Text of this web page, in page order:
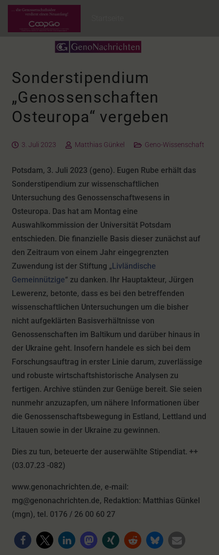
Sonderstipendium
„Genossenschaften
Osteuropa“ vergeben
3. Juli 2023 Matthias Günkel Geno-Wissenschaft
Potsdam, 3. Juli 2023 (geno). Eugen Rube erhält das
Sonderstipendium zur wissenschaftlichen
Untersuchung des Genossenschaftwesens in
Osteuropa. Das hat am Montag eine
Auswahlkommission der Universität Potsdam
entschieden. Die finanzielle Basis dieser zunächst auf
den Zeitraum von einem Jahr eingegrenzten
Zuwendung ist der Stiftung „Livländische
Gemeinnützige“ zu danken. Ihr Hauptakteur, Jürgen
Lewerenz, betonte, dass es bei den betreffenden
wissenschaftlichen Untersuchungen um die bisher
nicht aufgeklärten Basisverhältnisse von
Genossenschaften im Baltikum und darüber hinaus in
der Ukraine geht. Insofern handele es sich bei dem
Forschungsauftrag in erster Linie darum, zuverlässige
und robuste wirtschaftshistorische Analysen zu
fertigen. Archive stünden zur Genüge bereit. Sie seien
nunmehr anzuzapfen, um nähere Informationen über
die Genossenschaftsbewegung in Estland, Lettland und
Litauen sowie in der Ukraine zu gewinnen.
Dies zu tun, beteuerte der auserwählte Stipendiat. ++
(03.07.23 -082)
www.genonachrichten.de, e-mail:
mg@genonachrichten.de, Redaktion: Matthias Günkel
(mgn), tel. 0176 / 26 00 60 27